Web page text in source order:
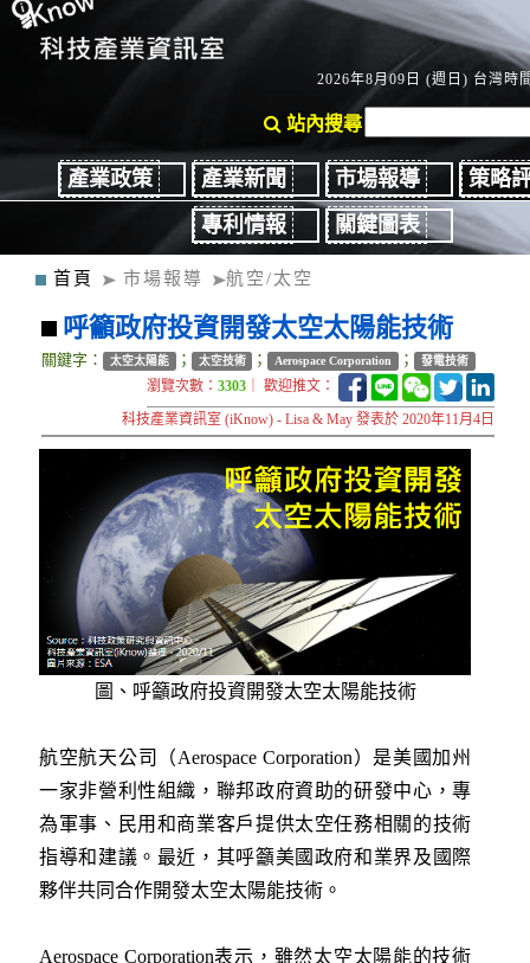
2026年8月09日 (週日) 台灣時
站內搜尋
產業政策 產業新聞 市場報導
策略
專利情報
關鍵圖表
首頁 市場報導 航空/太空
呼籲政府投資開發太空太陽能技術
關鍵字： 太空太陽能 ； 太空技術 ； Aerospace Corporation ； 發電技術
瀏覽次數：3303 ｜ 歡迎推文：
科技產業資訊室 (iKnow) - Lisa & May 發表於 2020年11月4日
圖、呼籲政府投資開發太空太陽能技術
航空航天公司（Aerospace Corporation）是美國加州
一家非營利性組織，聯邦政府資助的研發中心，專
為軍事、民用和商業客戶提供太空任務相關的技術
指導和建議。最近，其呼籲美國政府和業界及國際
夥伴共同合作開發太空太陽能技術。
Aerospace Corporation表示，雖然太空太陽能的技術